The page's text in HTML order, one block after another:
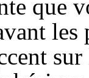
que